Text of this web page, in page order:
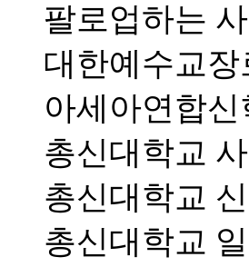
팔로업하는
대한예수교
아세아연합
총신대학교
총신대학교
총신대학교